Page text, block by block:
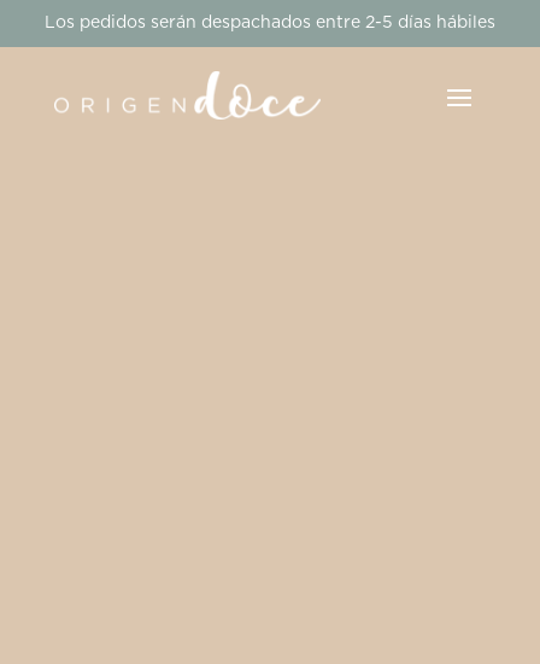
Los pedidos serán despachados entre 2-5 días hábiles